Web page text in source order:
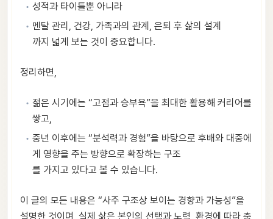
성적과 타이틀뿐 아니라
멘탈 관리, 건강, 가족과의 관계, 은퇴 후 삶의 설계
까지 넓게 보는 것이 중요합니다.
정리하면,
젊은 시기에는 “고점과 승부욕”을 최대한 활용해 커리어를
쌓고,
중년 이후에는 “분석력과 경험”을 바탕으로 후배와 대중에
게 영향을 주는 방향으로 확장하는 구조
를 가지고 있다고 볼 수 있습니다.
이 글의 모든 내용은 “사주 구조상 보이는 경향과 가능성”을
설명한 것이며, 실제 삶은 본인의 선택과 노력, 환경에 따라 충